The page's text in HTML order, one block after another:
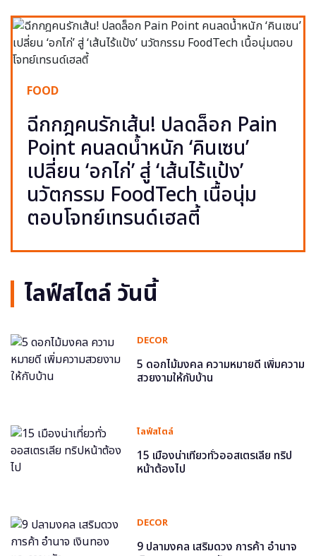
FOOD
ฉีกกฎคนรักเส้น! ปลดล็อก Pain
Point คนลดน้ำหนัก ‘คินเซน’
เปลี่ยน ‘อกไก่’ สู่ ‘เส้นไร้แป้ง’
นวัตกรรม FoodTech เนื้อนุ่ม
ตอบโจทย์เทรนด์เฮลตี้
ไลฟ์สไตล์ วันนี้
DECOR
5 ดอกไม้มงคล ความหมายดี เพิ่มความ
สวยงามให้กับบ้าน
ไลฟ์สไตล์
15 เมืองน่าเที่ยวทั่วออสเตรเลีย ทริป
หน้าต้องไป
DECOR
9 ปลามงคล เสริมดวง การค้า อำนาจ